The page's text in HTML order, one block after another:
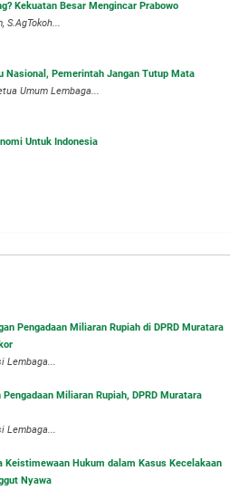
Kekuatan Besar Mengincar Prabowo
S.AgTokoh...
Nasional, Pemerintah Jangan Tutup Mata
Umum Lembaga...
Untuk Indonesia
Pengadaan Miliaran Rupiah di DPRD Muratara
Lembaga...
Miliaran Rupiah, DPRD Muratara
Lembaga...
Keistimewaan Hukum dalam Kasus Kecelakaan
Nyawa